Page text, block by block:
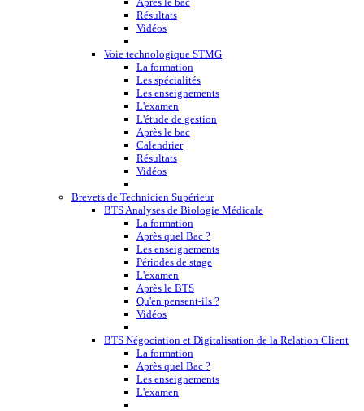
Résultats
Vidéos
Voie technologique STMG
La formation
Les spécialités
Les enseignements
L'examen
L'étude de gestion
Après le bac
Calendrier
Résultats
Vidéos
Brevets de Technicien Supérieur
BTS Analyses de Biologie Médicale
La formation
Après quel Bac ?
Les enseignements
Périodes de stage
L'examen
Après le BTS
Qu'en pensent-ils ?
Vidéos
BTS Négociation et Digitalisation de la Relation Client
La formation
Après quel Bac ?
Les enseignements
L'examen